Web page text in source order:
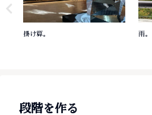
掛け算。 雨。
段階を作る